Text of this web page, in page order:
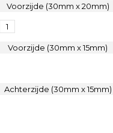
Voorzijde (30mm x 20mm)
1
Voorzijde (30mm x 15mm)
Achterzijde (30mm x 15mm)